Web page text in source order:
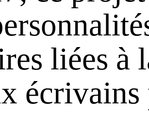
liées à